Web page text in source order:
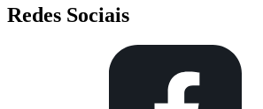
Redes Sociais